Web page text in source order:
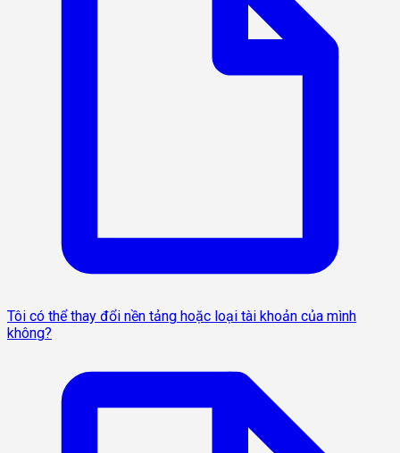
Tôi có thể thay đổi nền tảng hoặc loại tài khoản của mình
không?